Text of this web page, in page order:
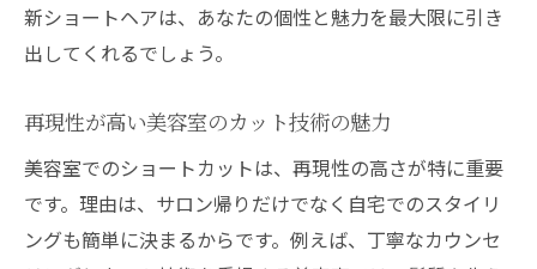
美容室とアクセス環境の良さを比較する
美容室で体験できる落ち着いた空間づくり
介
美容室利用者が語る西院駅のおすすめ理由
大人女性のためのショートが自慢な美容室選び
美容室選びで失敗しないショートの極意
新ショートヘアは、あなたの個性と魅力を最大限に引き
出してくれるでしょう。
再現性が高い美容室のカット技術の魅力
美容室でのショートカットは、再現性の高さが特に重要
です。理由は、サロン帰りだけでなく自宅でのスタイリ
ングも簡単に決まるからです。例えば、丁寧なカウンセ